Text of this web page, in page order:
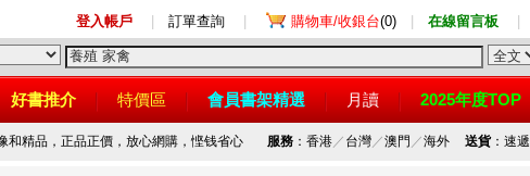
登入帳戶 訂單查詢 購物車/收銀台(0) 在線留言板
好書推介 特價區 會員書架精選 月讀 2025年度TOP
和精品，正品正價，放心網購，悭钱省心 服務：香港／ 台灣／澳門 ／海外 送貨：速遞